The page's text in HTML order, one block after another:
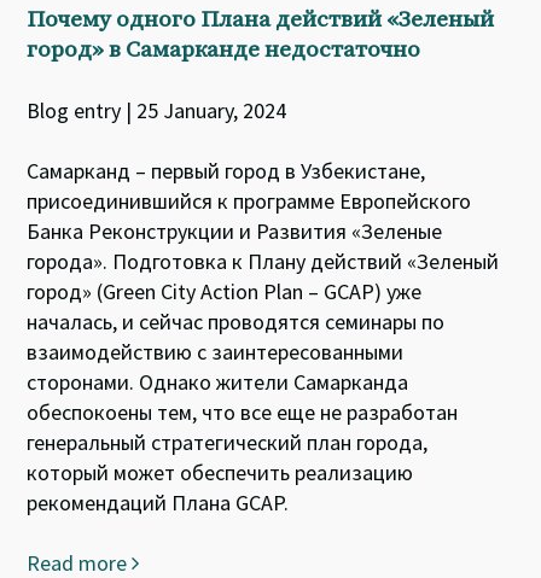
Почему одного Плана действий «Зеленый
город» в Самарканде недостаточно
Blog entry | 25 January, 2024
Самарканд – первый город в Узбекистане,
присоединившийся к программе Европейского
Банка Реконструкции и Развития «Зеленые
города». Подготовка к Плану действий «Зеленый
город» (Green City Action Plan – GCAP) уже
началась, и сейчас проводятся семинары по
взаимодействию с заинтересованными
сторонами. Однако жители Самарканда
обеспокоены тем, что все еще не разработан
генеральный стратегический план города,
который может обеспечить реализацию
рекомендаций Плана GCAP.
Read more